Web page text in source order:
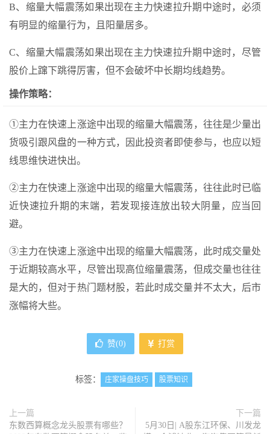
B、缩量大幅震荡如果出现在主力快速拉升期中途时，必须
有明显的缩量行为，且阳量居多。
C、缩量大幅震荡如果出现在主力快速拉升期中途时，尽管
股价上蹿下跳得厉害，但不会破坏中长期均线趋势。
操作策略：
①主力在快速上涨途中出现的缩量大幅震荡，往往是少量出
货吸引跟风盘的一种方式，因此投资者即使参与，也应以短
线思维快进快出。
②主力在快速上涨途中出现的缩量大幅震荡，往往此时已临
近快速拉升期的末端，若发现接连放出较大阴量，应当回
避。
③主力在快速上涨途中出现的缩量大幅震荡，此时成交量处
于近期较高水平，尽管出现高位缩量震荡，但成交量也往往
是大的，但对于热门题材股，若此时成交量并不太大，后市
涨幅将大些。
赞(0) 打赏
标签： 庄家操盘技巧 股票知识
上一篇
东数西算概念龙头股票有哪些？
下一篇
5月30日| A股东江环保、川发龙